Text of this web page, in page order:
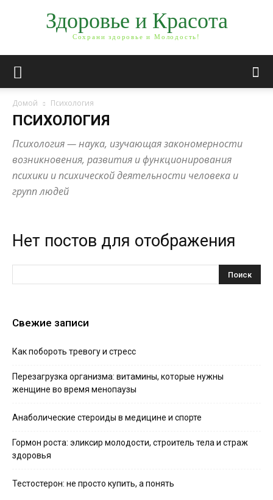
Здоровье и Красота
Сохрани здоровье и Молодость!
Домой Психология
ПСИХОЛОГИЯ
Психология — наука, изучающая закономерности
возникновения, развития и функционирования
психики и психической деятельности человека и
групп людей
Нет постов для отображения
Свежие записи
Как побороть тревогу и стресс
Перезагрузка организма: витамины, которые нужны
женщине во время менопаузы
Анаболические стероиды в медицине и спорте
Гормон роста: эликсир молодости, строитель тела и страж
здоровья
Тестостерон: не просто купить, а понять